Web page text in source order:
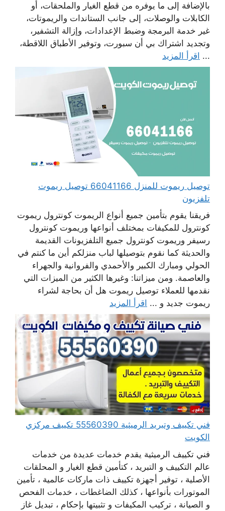
بالإضافة إلى ما يوفره من قطع الغيار والملحقات، أو
الكابلات والوصلات، إلى جانب الستاندات والريموتات،
غير خدمة البرمجة وضبط الإعدادات، وإزالة التشفير،
وتجديد اشتراك بي أن سبورت، وتوفير الأطباق اللاقطة،
... اقرأ المزيد
توصيل ريموت للمنزل 66041166 توصيل ريموت
تلفزيون
فريقنا يقوم بتأمين جميع أنواع الريموت كونترول ريموت
كونترول للمكيفات بمختلف أنواعها وريموت كونترول
رسيفر وريموت كونترول جميع التلفزيونات القديمة
والحديثة كما نقوم بتوصيلها لباب منزلكم أين ما كنتم في
الحولي ومبارك الكبير والأحمدي والفروانية والجهراء
والعاصمة. ومن ميزاتنا: وغيرها الكثير من الميزات التي
نقدمها للعملاء توصيل ريموت هل أن بحاجة لشراء
ريموت جديد و ... اقرأ المزيد
فني تكييف وتبريد الرميثية 55560390 تكييف مركزي
الكويت
فني تكييف الرميثية يقدم خدمات عديدة من خدمات
عالم التكييف و التبريد ، كتأمين قطع الغيار و المحلقات
الأصلية ، توفير أجهزة تكييف ذات ماركات عالمية ، تأمين
الموتورات بأنواعها ، كذلك الضاغطات ، خدمات الفحص
و الصيانة ، تركيب المكيفات و تثبيتها بإحكام ، تبديل غاز